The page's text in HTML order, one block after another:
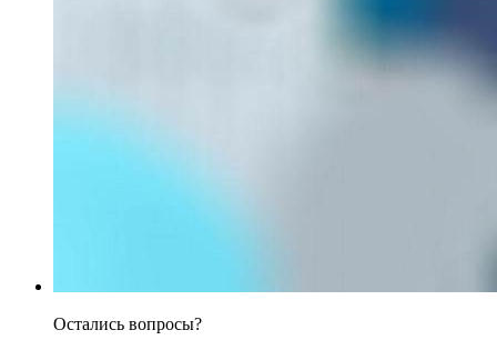
Остались вопросы?